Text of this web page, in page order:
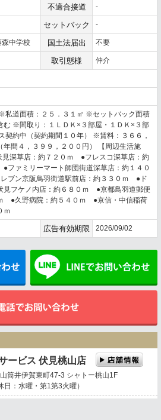
不適合接道 -
セットバック -
森中学校 国土法届出 不要
取引態様 仲介
道面積：２５．３１㎡ ※セットバック面積
む ※間取り：１ＬＤＫ×３部屋・１ＤＫ×３部
契約中（契約期間１０年） ※賃料：３６６，
年間４，３９９，２００円） 【周辺生活施
見深草店：約７２０ｍ ●フレスコ深草店：約
ファミリーマート師団街道深草店：約１４０
ブン京阪鳥羽街道駅前店：約３３０ｍ ●ド
見フケノ内店：約６８０ｍ ●京都鳥羽道郵便
●久野病院：約５４０ｍ ●京信・中信稲荷
ｍ
広告有効期限 2026/09/02
メールでお問い合わせ
ービス 伏見桃山店
筒井伊賀東町47-3 シャトー桃山1F
：水曜・第1第3火曜）